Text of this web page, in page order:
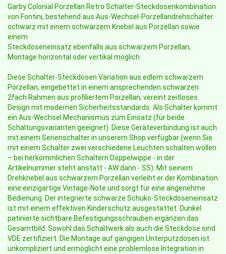
Garby Colonial Porzellan Retro Schalter-Steckdosenkombination
von Fontini, bestehend aus Aus-Wechsel-Porzellandrehschalter
schwarz mit einem schwarzem Knebel aus Porzellan sowie
einem
Steckdoseneinsatz ebenfalls aus schwarzem Porzellan,
Montage horizontal oder vertikal möglich
Diese Schalter-Steckdosen Variation aus edlem schwarzem
Porzellan, eingebettet in einem ansprechenden schwarzen
2fach Rahmen aus profiliertem Porzellan, vereint zeitloses
Design mit modernen Sicherheitsstandards. Als Schalter kommt
ein Aus-Wechsel Mechanismus zum Einsatz (für beide
Schaltungsvarianten geeignet). Diese Geräteverbindung ist auch
mit einem Serienschalter in unserem Shop verfügbar (wenn Sie
mit einem Schalter zwei verschiedene Leuchten schalten wollen
– bei herkömmlichen Schaltern Doppelwippe - in der
Artikelnummer steht anstatt - AW dann - SS). Mit seinem
Drehknebel aus schwarzem Porzellan verleiht er der Kombination
eine einzigartige Vintage-Note und sorgt für eine angenehme
Bedienung. Der integrierte schwarze Schuko-Steckdoseneinsatz
ist mit einem effektiven Kinderschutz ausgestattet. Dunkel
patinierte sichtbare Befestigungsschrauben ergänzen das
Gesamtbild. Sowohl das Schaltwerk als auch die Steckdose sind
VDE zertifiziert. Die Montage auf gängigen Unterputzdosen ist
unkompliziert und ermöglicht eine problemlose Integration in